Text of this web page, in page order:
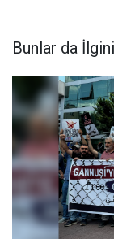
Bunlar da